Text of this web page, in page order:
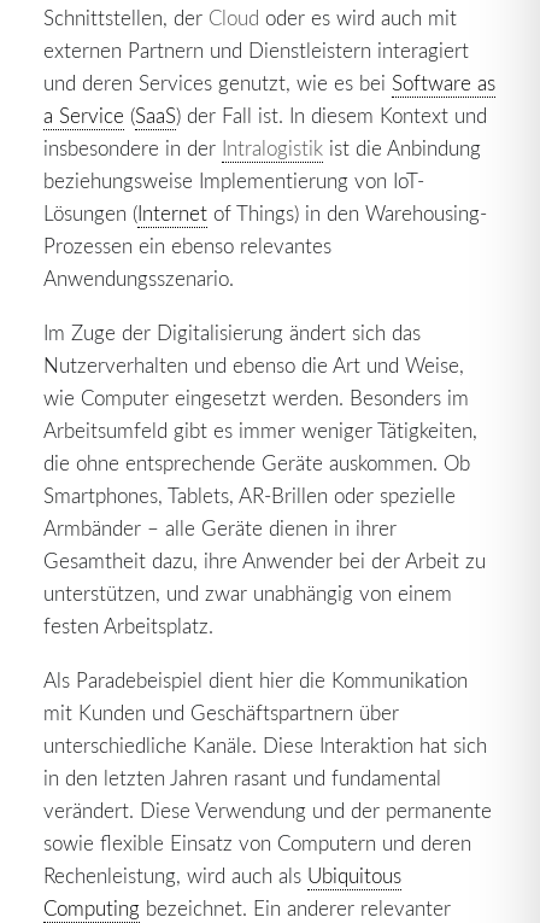
Schnittstellen, der Cloud oder es wird auch mit
externen Partnern und Dienstleistern interagiert
und deren Services genutzt, wie es bei Software as
a Service (SaaS) der Fall ist. In diesem Kontext und
insbesondere in der Intralogistik ist die Anbindung
beziehungsweise Implementierung von IoT-
Lösungen (Internet of Things) in den Warehousing-
Prozessen ein ebenso relevantes
Anwendungsszenario.
Im Zuge der Digitalisierung ändert sich das
Nutzerverhalten und ebenso die Art und Weise,
wie Computer eingesetzt werden. Besonders im
Arbeitsumfeld gibt es immer weniger Tätigkeiten,
die ohne entsprechende Geräte auskommen. Ob
Smartphones, Tablets, AR-Brillen oder spezielle
Armbänder – alle Geräte dienen in ihrer
Gesamtheit dazu, ihre Anwender bei der Arbeit zu
unterstützen, und zwar unabhängig von einem
festen Arbeitsplatz.
Als Paradebeispiel dient hier die Kommunikation
mit Kunden und Geschäftspartnern über
unterschiedliche Kanäle. Diese Interaktion hat sich
in den letzten Jahren rasant und fundamental
verändert. Diese Verwendung und der permanente
sowie flexible Einsatz von Computern und deren
Rechenleistung, wird auch als Ubiquitous
Computing bezeichnet. Ein anderer relevanter